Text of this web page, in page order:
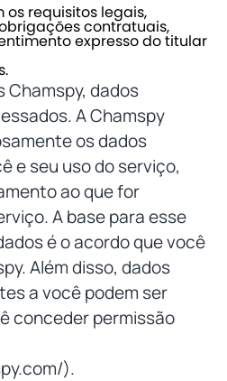
requisitos legais,
contratuais,
expresso do titular
dados
A Chamspy
os dados
e seu uso do serviço,
ao que for
A base para esse
é o acordo que você
Além disso, dados
a você podem ser
conceder permissão
).